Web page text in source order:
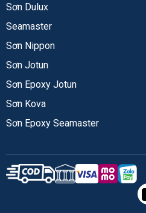
Sơn Dulux
Seamaster
Sơn Nippon
Sơn Jotun
Sơn Epoxy Jotun
Sơn Kova
Sơn Epoxy Seamaster